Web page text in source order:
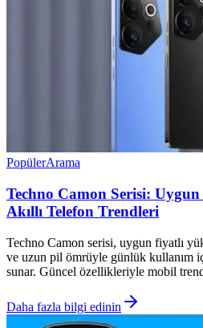
PopülerArama
Techno Camon Serisi:
Akıllı Telefon Trendleri
Techno Camon serisi, uygun fiyatlı
ve uzun pil ömrüyle günlük kullanım
sunar. Güncel özellikleriyle mobil
Daha fazla bilgi edinin